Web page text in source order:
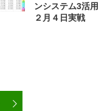
ンシステム3活用
２月４日実戦